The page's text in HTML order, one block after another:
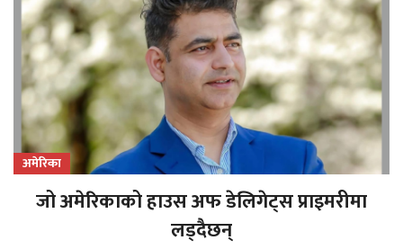
अमेरिका
जो अमेरिकाको हाउस अफ डेलिगेट्स प्राइमरीमा
लड्दैछन्